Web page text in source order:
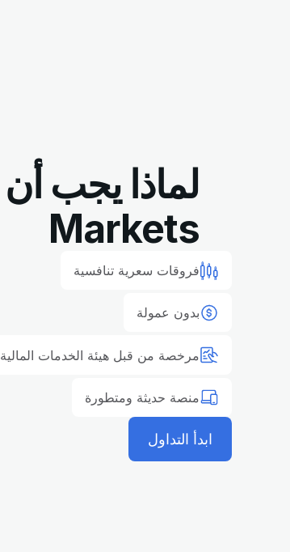
Markets
فروقات سعرية تنافسية
بدون عمولة
مرخصة من قبل هيئة الخدمات المالية
منصة حديثة ومتطورة
ابدأ التداول